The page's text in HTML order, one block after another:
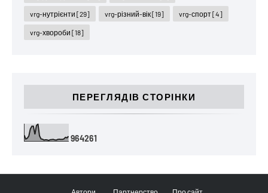
vrg-нутрієнти [29] vrg-різний-вік[19] vrg-спорт[4]
vrg-хвороби [18]
ПЕРЕГЛЯДІВ СТОРІНКИ
964261